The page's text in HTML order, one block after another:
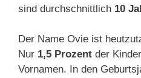
sind durchschnittlich 10
Der Name Ovie ist
Nur 1,5 Prozent der
Vornamen. In den